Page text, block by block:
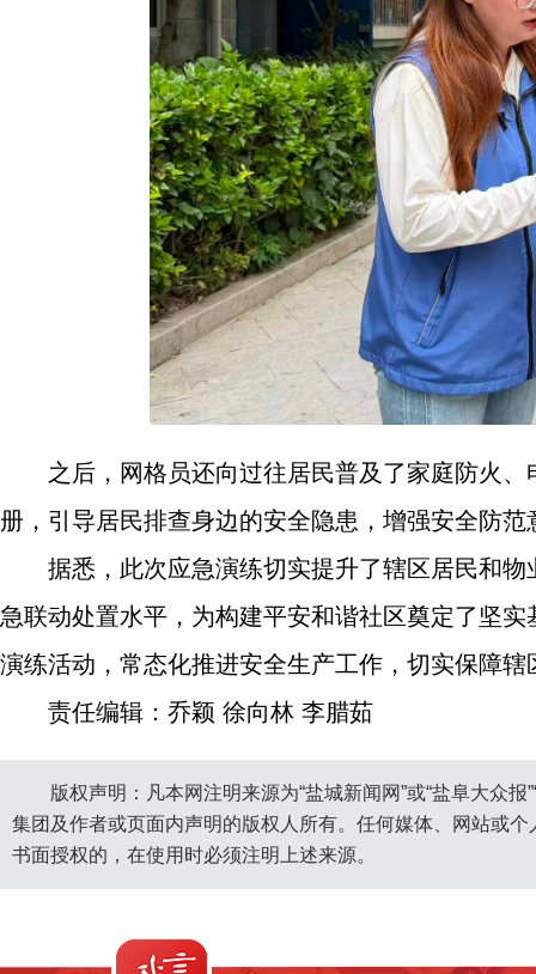
之后，网格员还向过往居民普及了家庭防火
册，引导居民排查身边的安全隐患，增强安全防范
据悉，此次应急演练切实提升了辖区居民和
急联动处置水平，为构建平安和谐社区奠定了坚
演练活动，常态化推进安全生产工作，切实保障
责任编辑：乔颖 徐向林 李腊茹
版权声明：凡本网注明来源为“盐城新闻网”或“盐阜大众
集团及作者或页面内声明的版权人所有。任何媒体、网站或
书面授权的，在使用时必须注明上述来源。